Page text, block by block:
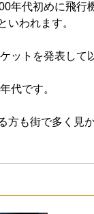
年代初めに飛行
いわれます。
ットを発表して
代です。
も街で多く見か